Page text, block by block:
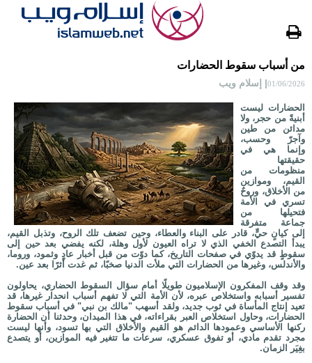
من أسباب سقوط الحضارات
01/06/2026| إسلام ويب
الحضارات ليست
أبنيةً من حجر، ولا
مدائن من طين
وآجرّ وحسب،
وإنما هي في
حقيقتها
منظومات من
القيم، وموازين
من الأخلاق، وروحٌ
تسري في الأمة
فتحيلها من
جماعة متفرقة
إلى كيانٍ حيٍّ، قادر على البناء والعطاء، وحين تضعف تلك الروح، وتذبل القيم،
يبدأ التصدع الخفي الذي لا تراه العيون لأول وهلة، لكنه يفضي بعد حين إلى
سقوطٍ قد يدوّي في صفحات التاريخ، كما دوّت من قبل أخبار عادٍ وثمود، وروما،
والأندلس، وغيرها من الحضارات التي ملأت الدنيا صخبًا، ثم غدت أثرًا بعد عين.
وقد وقف المفكرون الإسلاميون طويلًا أمام سؤال السقوط الحضاري، يحاولون
تفسير أسبابه واستخلاص عبره، لأن الأمة التي لا تفهم أسباب انحدار غيرها، قد
تعيد إنتاج المأساة في ثوب جديد، ولقد أسهب "مالك بن نبي" في أسباب سقوط
الحضارات، وحاول استخلاص العبر بقراءاته، في هذا الميدان، وحدثنا أن الحضارة
ركنها الأساسي وعمودها الدائم هو القيم والأخلاق التي بها تسود، وأنها ليست
مجرد تقدم مادي، أو تفوق عسكري، سرعات ما تتغير فيه الموازين، أو يتصدع
بغِيَر الزمان.